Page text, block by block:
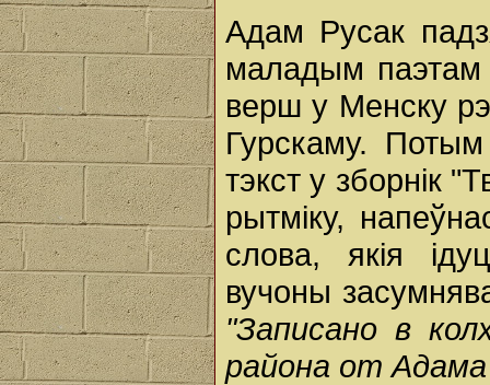
Адам Русак
маладым паэтам
верш у Менску
Гурскаму.
тэкст у зборнік
рытміку,
слова, якія
вучоны
"Записано в
района от Адама